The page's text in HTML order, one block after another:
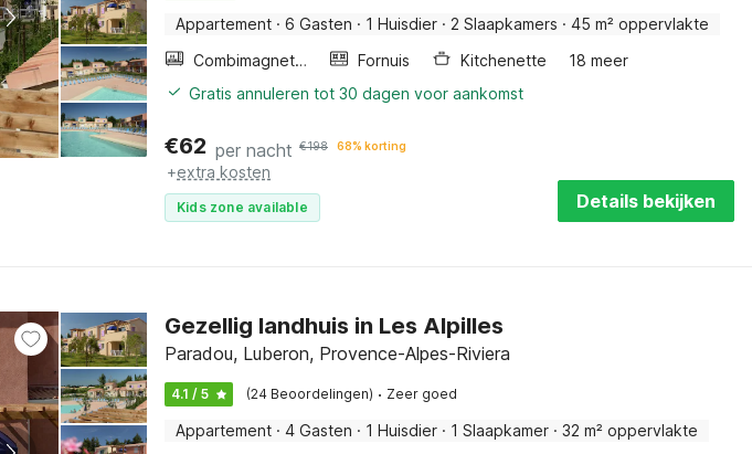
Appartement · 6 Gasten · 1 Huisdier · 2 Slaapkamers · 45 m² oppervlakte
Combimagnetron
Fornuis Kitchenette
18 meer
Gratis annuleren tot 30 dagen voor aankomst
€62 per nacht €198 68% korting
+extra kosten
Kids zone available Details bekijken
Gezellig landhuis in Les Alpilles
Paradou, Luberon, Provence-Alpes-Riviera
4.1 / 5 (24 Beoordelingen) · Zeer goed
Appartement · 4 Gasten · 1 Huisdier · 1 Slaapkamer · 32 m² oppervlakte